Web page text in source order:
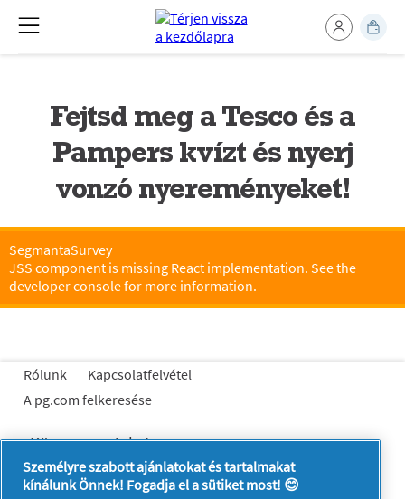
Fejtsd meg a Tesco és a
Pampers kvízt és nyerj
vonzó nyereményeket!
SegmantaSurvey
JSS component is missing React implementation. See the
developer console for more information.
Rólunk
Kapcsolatfelvétel
A pg.com felkeresése
Kövessen minket:
Személyre szabott ajánlatokat és tartalmakat
kínálunk Önnek! Fogadja el a sütiket most! 😊